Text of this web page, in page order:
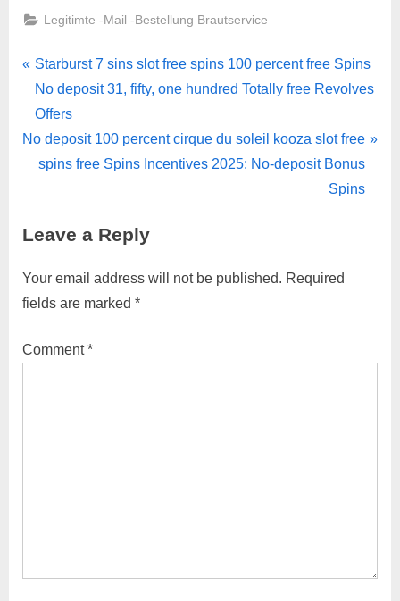
Legitimte -Mail -Bestellung Brautservice
Starburst 7 sins slot free spins 100 percent free Spins
No deposit 31, fifty, one hundred Totally free Revolves
Offers
No deposit 100 percent cirque du soleil kooza slot free
spins free Spins Incentives 2025: No-deposit Bonus
Spins
Leave a Reply
Your email address will not be published. Required
fields are marked *
Comment*